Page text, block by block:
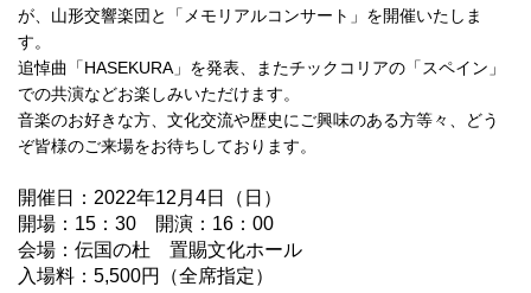
が、山形交響楽団と「メモリアルコンサート」を開催いたしま
す。
追悼曲「HASEKURA 」を発表、またチックコリアの「スペイン」
での共演などお楽しみいただけます。
音楽のお好きな方、文化交流や歴史にご興味のある方等々、どう
ぞ皆様のご来場をお待ちしております。
開催日：2022年12月4日（日）
開場：15：30 開演：16：00
会場：伝国の杜 置賜文化ホール
入場料：5,500円（全席指定）